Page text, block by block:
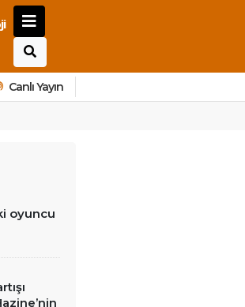
Canlı Yayın
oyuncu